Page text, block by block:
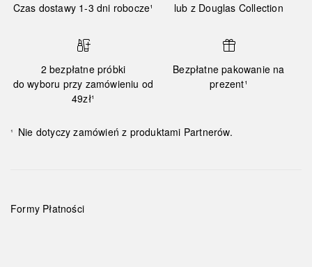
Czas dostawy 1-3 dni robocze¹
lub z Douglas Collection
2 bezpłatne próbki
do wyboru przy zamówieniu od
49zł¹
Bezpłatne pakowanie na
prezent¹
¹ Nie dotyczy zamówień z produktami Partnerów.
Formy Płatności